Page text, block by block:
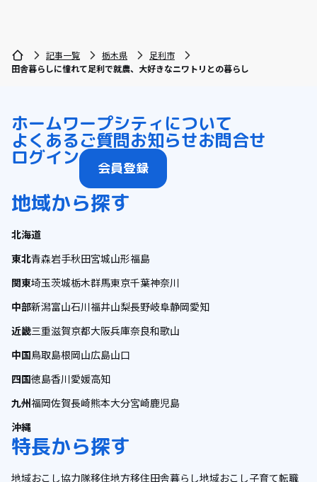
記事一覧 栃木県
足利市
田舎暮らしに憧れて足利で就農、大好きなニワトリとの暮らし
ホームワープシティについて
よくあるご質問お知らせお問合せ
ログイン 会員登録
地域から探す
北海道
東北青森岩手秋田宮城山形福島
関東埼玉茨城栃木群馬東京千葉神奈川
中部新潟富山石川福井山梨長野岐阜静岡愛知
近畿三重滋賀京都大阪兵庫奈良和歌山
中国鳥取島根岡山広島山口
四国徳島香川愛媛高知
九州福岡佐賀長崎熊本大分宮崎鹿児島
沖縄
特長から探す
地域おこし協力隊移住地方移住田舎暮らし地域おこし子育て転職